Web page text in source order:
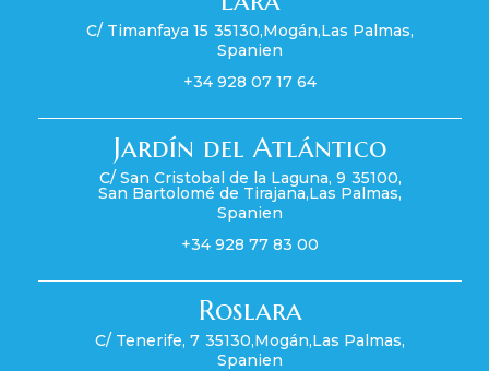
C/ Timanfaya 15 35130,Mogán,Las Palmas,
Spanien
+34 928 07 17 64
Jardín del Atlántico
C/ San Cristobal de la Laguna, 9 35100,
San Bartolomé de Tirajana,Las Palmas,
Spanien
+34 928 77 83 00
Roslara
C/ Tenerife, 7 35130,Mogán,Las Palmas,
Spanien